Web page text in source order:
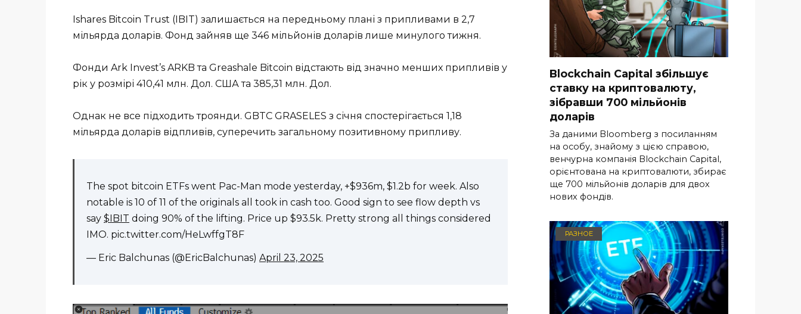
Ishares Bitcoin Trust (IBIT) залишається на передньому плані з припливами в 2,7
мільярда доларів. Фонд зайняв ще 346 мільйонів доларів лише минулого тижня.
Фонди Ark Invest’s ARKB та Greashale Bitcoin відстають від значно менших припливів у
рік у розмірі 410,41 млн. Дол. США та 385,31 млн. Дол.
Однак не все підходить троянди. GBTC GRASELES з січня спостерігається 1,18
мільярда доларів відпливів, суперечить загальному позитивному припливу.
The spot bitcoin ETFs went Pac-Man mode yesterday, +$936m, $1.2b for week. Also
notable is 10 of 11 of the originals all took in cash too. Good sign to see flow depth vs
say $IBIT doing 90% of the lifting. Price up $93.5k. Pretty strong all things considered
IMO. pic.twitter.com/HeLwffgT8F
— Eric Balchunas (@EricBalchunas) April 23, 2025
Blockchain Capital збільшує
ставку на криптовалюту,
зібравши 700 мільйонів
доларів
За даними Bloomberg з посиланням
на особу, знайому з цією справою,
венчурна компанія Blockchain Capital,
орієнтована на криптовалюти, збирає
ще 700 мільйонів доларів для двох
нових фондів.
РАЗНОЕ